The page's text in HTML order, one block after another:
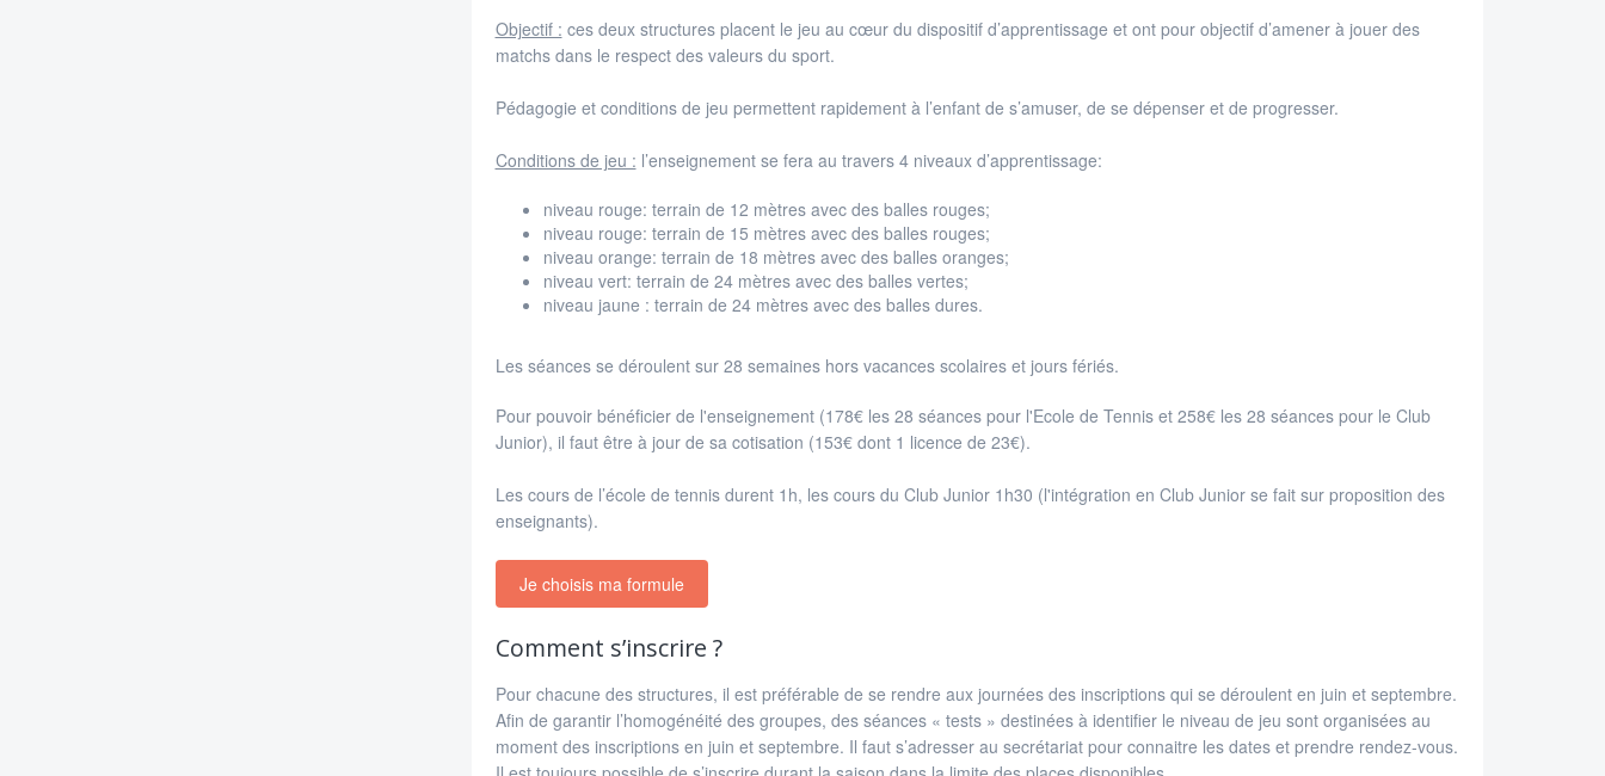
Objectif : ces deux structures placent le jeu au cœur du dispositif d’apprentissage et ont pour objectif d’amener à jouer des
matchs dans le respect des valeurs du sport.
Pédagogie et conditions de jeu permettent rapidement à l’enfant de s’amuser, de se dépenser et de progresser.
Conditions de jeu : l’enseignement se fera au travers 4 niveaux d’apprentissage:
niveau rouge: terrain de 12 mètres avec des balles rouges;
niveau rouge: terrain de 15 mètres avec des balles rouges;
niveau orange: terrain de 18 mètres avec des balles oranges;
niveau vert: terrain de 24 mètres avec des balles vertes;
niveau jaune : terrain de 24 mètres avec des balles dures.
Les séances se déroulent sur 28 semaines hors vacances scolaires et jours fériés.
Pour pouvoir bénéficier de l'enseignement (178€ les 28 séances pour l'Ecole de Tennis et 258€ les 28 séances pour le Club
Junior), il faut être à jour de sa cotisation (153€ dont 1 licence de 23€).
Les cours de l’école de tennis durent 1h, les cours du Club Junior 1h30 (l'intégration en Club Junior se fait sur proposition des
enseignants).
Je choisis ma formule
Comment s’inscrire ?
Pour chacune des structures, il est préférable de se rendre aux journées des inscriptions qui se déroulent en juin et septembre.
Afin de garantir l’homogénéité des groupes, des séances « tests » destinées à identifier le niveau de jeu sont organisées au
moment des inscriptions en juin et septembre. Il faut s’adresser au secrétariat pour connaitre les dates et prendre rendez-vous.